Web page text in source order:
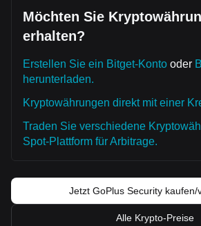
Möchten Sie
erhalten?
Erstellen Sie ein Bitget-Konto oder
herunterladen.
Kryptowährungen direkt mit einer
Traden Sie verschiedene
Spot-Plattform für Arbitrage.
Jetzt GoPlus Security kaufen/
Alle Krypto-Preise